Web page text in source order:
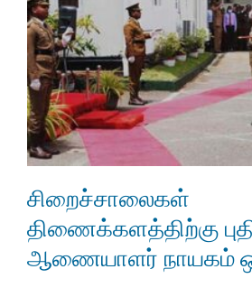
சிறைச்சாலைகள்
திணைக்களத்திற்கு
ஆணையாளர் நாயகம்